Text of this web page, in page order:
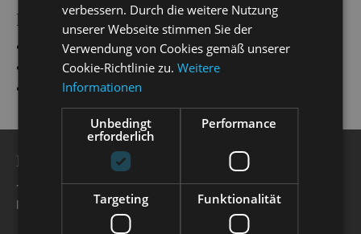
PRODUCTIONS
Emil und die Detektive“ Choreografie
Alice im Wunderland“ Alices Mutter
My Fair Lady“ Mrs. Pearce
BESUCHERSERVICE
+49 351 32042 222
karten@staatsoperette.de
verbessern. Durch die weitere Nutzung
unserer Webseite stimmen Sie der
Verwendung von Cookies gemäß unserer
Cookie-Richtlinie zu.Weitere
Informationen
Unbedingt
erforderlich
Performance
Targeting Funktionalität